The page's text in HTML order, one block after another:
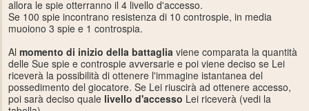
allora le spie otterranno il 4 livello d'accesso.
Se 100 spie incontrano resistenza di 10 controspie, in media
muoiono 3 spie e 1 controspia.
Al momento di inizio della battagliaviene comparata la quantità
delle Sue spie e controspie avversarie e poi viene deciso se Lei
riceverà la possibilità di ottenere l'immagine istantanea del
possedimento del giocatore. Se Lei riuscirà ad ottenere accesso,
poi sarà deciso quale livello d'accesso Lei riceverà (vedi la